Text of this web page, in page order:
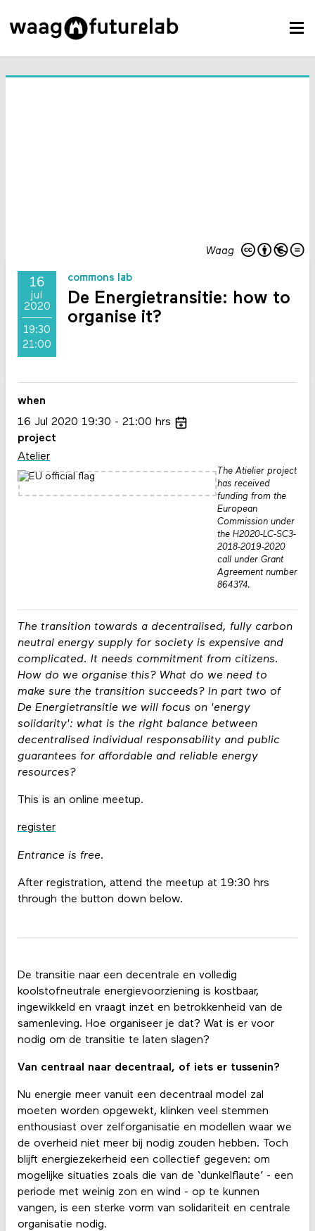
Waag
16
jul
2020
19:30
21:00
commons lab
De Energietransitie: how to
organise it?
The transition towards a decentralised, fully carbon
neutral energy supply for society is expensive and
complicated. It needs commitment from citizens.
How do we organise this? What do we need to
make sure the transition succeeds? In part two of
De Energietransitie we will focus on 'energy
solidarity': what is the right balance between
decentralised individual responsability and public
guarantees for affordable and reliable energy
resources?
This is an online meetup.
register
Entrance is free.
After registration, attend the meetup at 19:30 hrs
through the button down below.
De transitie naar een decentrale en volledig
koolstofneutrale energievoorziening is kostbaar,
ingewikkeld en vraagt inzet en betrokkenheid van de
samenleving. Hoe organiseer je dat? Wat is er voor
nodig om de transitie te laten slagen?
Van centraal naar decentraal, of iets er tussenin?
Nu energie meer vanuit een decentraal model zal
moeten worden opgewekt, klinken veel stemmen
enthousiast over zelforganisatie en modellen waar we
de overheid niet meer bij nodig zouden hebben. Toch
blijft energiezekerheid een collectief gegeven: om
mogelijke situaties zoals die van de ‘dunkelflaute’ - een
periode met weinig zon en wind - op te kunnen
vangen, is een sterke vorm van solidariteit en centrale
organisatie nodig.
when
16 Jul 2020 19:30 21:00 hrs
project
Atelier
The Atielier project
has received
funding from the
European
Commission under
the H2020-LC-SC3-
2018-2019-2020
call under Grant
Agreement number
864374.